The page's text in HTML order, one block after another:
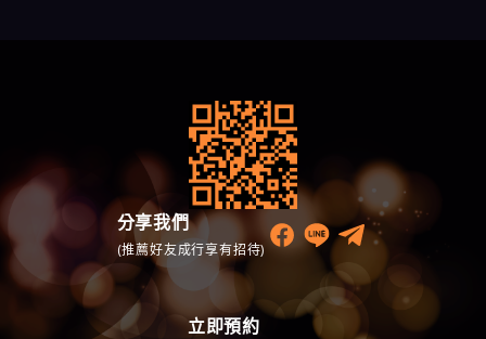
分享我們
(推薦好友成行享有招待)
立即預約